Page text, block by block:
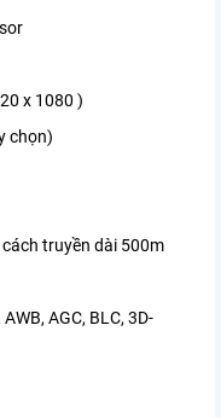
x 1080 )
chọn)
truyền dài 500m
AGC, BLC, 3D-